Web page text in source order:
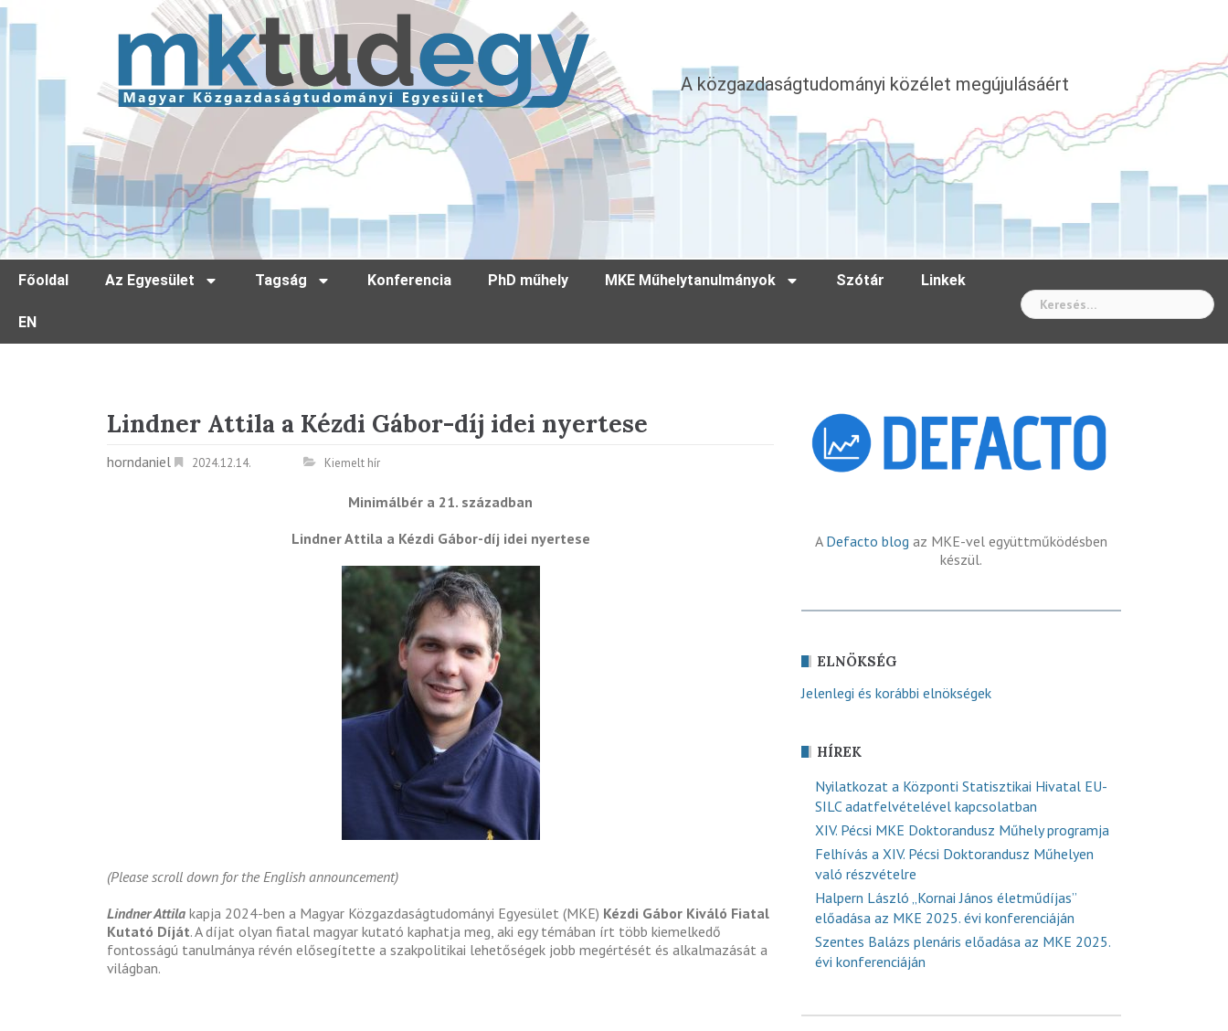
A közgazdaságtudományi közélet megújulásáért
Főoldal Az Egyesület Tagság Konferencia PhD műhely MKE Műhelytanulmányok Szótár Linkek
EN
Lindner Attila a Kézdi Gábor-díj idei nyertese
horndaniel 2024.12.14. Kiemelt hír
Minimálbér a 21. században
Lindner Attila a Kézdi Gábor-díj idei nyertese
(Please scroll down for the English announcement)
Lindner Attila kapja 2024-ben a Magyar Közgazdaságtudományi Egyesület (MKE) Kézdi Gábor Kiváló Fiatal
Kutató Díját. A díjat olyan fiatal magyar kutató kaphatja meg, aki egy témában írt több kiemelkedő
fontosságú tanulmánya révén elősegítette a szakpolitikai lehetőségek jobb megértését és alkalmazását a
világban.
A Defacto blog az MKE-vel együttműködésben
készül.
ELNÖKSÉG
Jelenlegi és korábbi elnökségek
HÍREK
Nyilatkozat a Központi Statisztikai Hivatal EU-
SILC adatfelvételével kapcsolatban
XIV. Pécsi MKE Doktorandusz Műhely programja
Felhívás a XIV. Pécsi Doktorandusz Műhelyen
való részvételre
Halpern László „Kornai János életműdíjas”
előadása az MKE 2025. évi konferenciáján
Szentes Balázs plenáris előadása az MKE 2025.
évi konferenciáján